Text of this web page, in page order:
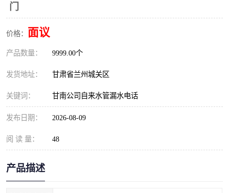
门
价格： 面议
产品数量： 9999.00个
发货地址： 甘肃省兰州城关区
关键词： 甘南公司自来水管漏水电话
发布日期： 2026-08-09
阅 读 量： 48
产品描述